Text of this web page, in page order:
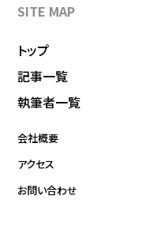
SITE MAP
トップ
記事一覧
執筆者一覧
会社概要
アクセス
お問い合わせ